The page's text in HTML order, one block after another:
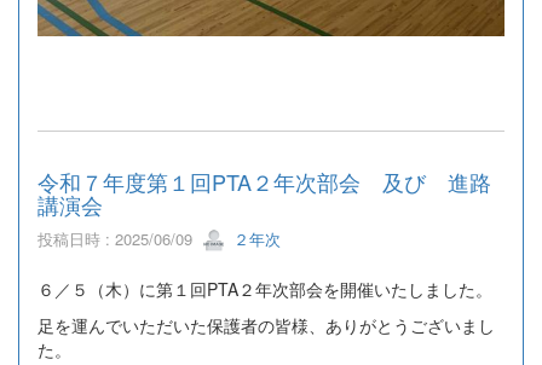
令和７年度第１回PTA２年次部会 及び 進路
講演会
投稿日時 : 2025/06/09 ２年次
６／５（木）に第１回PTA２年次部会を開催いたしました。
足を運んでいただいた保護者の皆様、ありがとうございまし
た。